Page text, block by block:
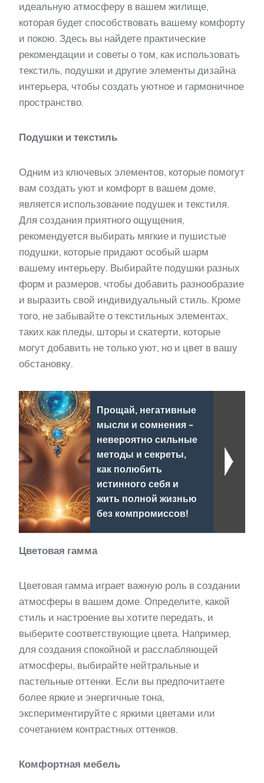
идеальную атмосферу в вашем жилище,
которая будет способствовать вашему комфорту
и покою. Здесь вы найдете практические
рекомендации и советы о том, как использовать
текстиль, подушки и другие элементы дизайна
интерьера, чтобы создать уютное и гармоничное
пространство.
Подушки и текстиль
Одним из ключевых элементов, которые помогут
вам создать уют и комфорт в вашем доме,
является использование подушек и текстиля.
Для создания приятного ощущения,
рекомендуется выбирать мягкие и пушистые
подушки, которые придают особый шарм
вашему интерьеру. Выбирайте подушки разных
форм и размеров, чтобы добавить разнообразие
и выразить свой индивидуальный стиль. Кроме
того, не забывайте о текстильных элементах,
таких как пледы, шторы и скатерти, которые
могут добавить не только уют, но и цвет в вашу
обстановку.
Прощай, негативные
мысли и сомнения -
невероятно сильные
методы и секреты,
как полюбить
истинного себя и
жить полной жизнью
без компромиссов!
Цветовая гамма
Цветовая гамма играет важную роль в создании
атмосферы в вашем доме. Определите, какой
стиль и настроение вы хотите передать, и
выберите соответствующие цвета. Например,
для создания спокойной и расслабляющей
атмосферы, выбирайте нейтральные и
пастельные оттенки. Если вы предпочитаете
более яркие и энергичные тона,
экспериментируйте с яркими цветами или
сочетанием контрастных оттенков.
Комфортная мебель